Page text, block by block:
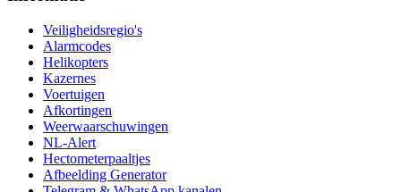
Veiligheidsregio's
Alarmcodes
Helikopters
Kazernes
Voertuigen
Afkortingen
Weerwaarschuwingen
NL-Alert
Hectometerpaaltjes
Afbeelding Generator